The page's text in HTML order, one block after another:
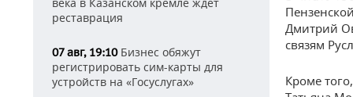
реставрация
07 авг, 19:10Бизнес обяжут
регистрировать сим-карты для
устройств на «Госуслугах»
Дмитрий
связям
Кроме